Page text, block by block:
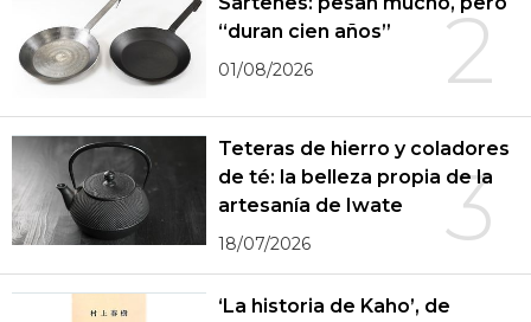
2
“duran cien años”
01/08/2026
3
Teteras de hierro y coladores
de té: la belleza propia de la
artesanía de Iwate
18/07/2026
‘La historia de Kaho’, de